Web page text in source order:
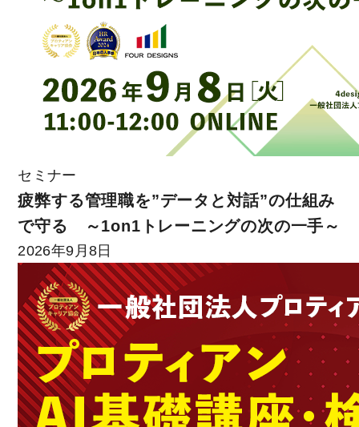
セミナー
疲弊する管理職を”データと対話”の仕組み
で守る ～1on1トレーニングの次の一手～
2026年9月8日